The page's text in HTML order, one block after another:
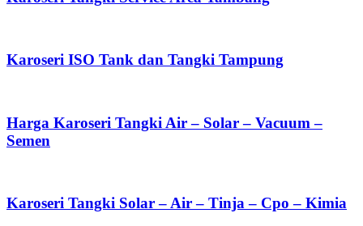
Karoseri ISO Tank dan Tangki Tampung
Harga Karoseri Tangki Air – Solar – Vacuum –
Semen
Karoseri Tangki Solar – Air – Tinja – Cpo – Kimia